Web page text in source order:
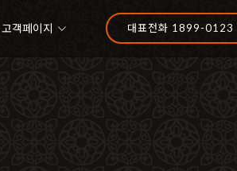
고객페이지 대표전화 1899-0123